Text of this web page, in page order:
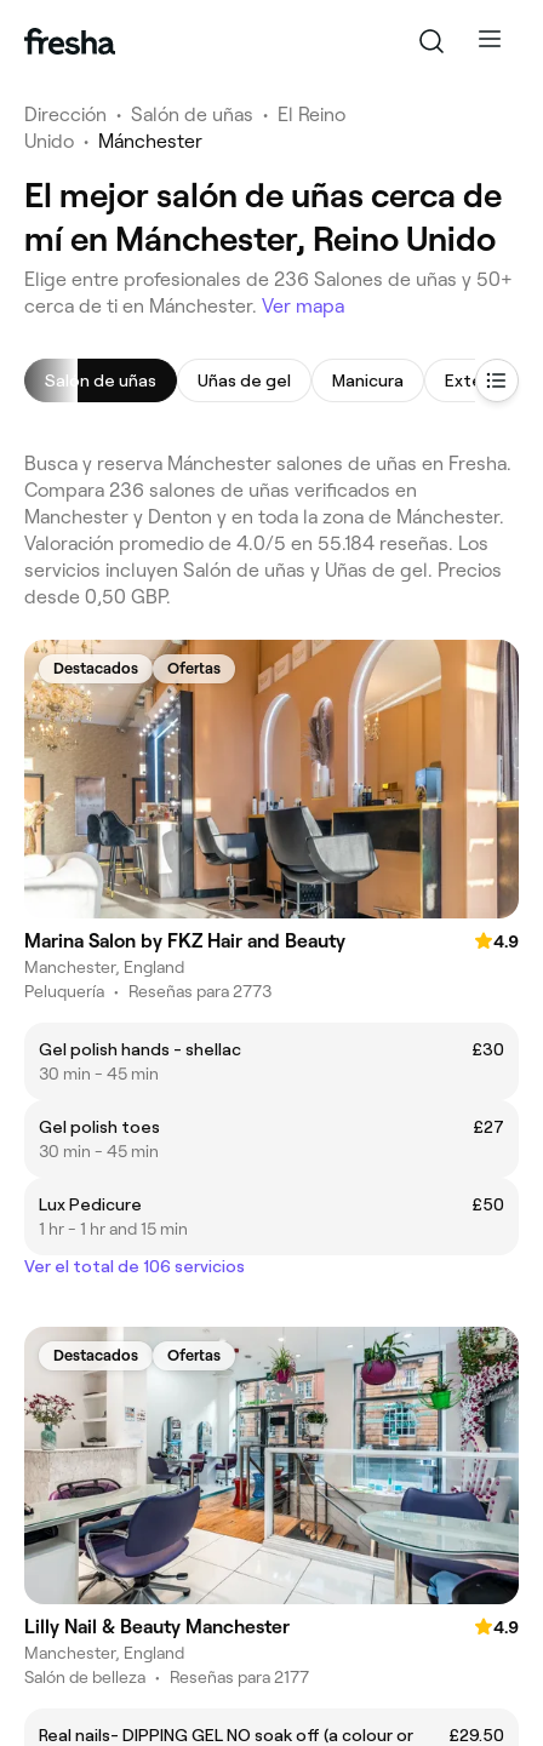
Dirección • Salón de uñas • El Reino
Unido • Mánchester
El mejor salón de uñas cerca de
mí en Mánchester, Reino Unido
Elige entre profesionales de 236 Salones de uñas y 50+
cerca de ti en Mánchester. Ver mapa
Salón de uñas Uñas de gel Manicura
Busca y reserva Mánchester salones de uñas en Fresha.
Compara 236 salones de uñas verificados en
Manchester y Denton y en toda la zona de Mánchester.
Valoración promedio de 4.0/5 en 55.184 reseñas. Los
servicios incluyen Salón de uñas y Uñas de gel. Precios
desde 0,50 GBP.
Destacados Ofertas
Marina Salon by FKZ Hair and Beauty
4.9
Manchester, England
Peluquería • Reseñas para 2773
Gel polish hands - shellac
£30
30 min - 45 min
Gel polish toes
£27
30 min - 45 min
Lux Pedicure
£50
1 hr - 1 hr and 15 min
Ver el total de 106 servicios
Destacados Ofertas
Lilly Nail & Beauty Manchester
4.9
Manchester, England
Salón de belleza • Reseñas para 2177
Real nails- DIPPING GEL NO soak off (a colour or
£29.50